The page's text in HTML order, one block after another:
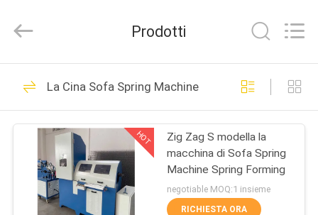
CASA
PRODOTTI
SIAMO
Ltd..
Developed
linea di produzione
del materasso
81
Prodotti
La Cina Sofa Spring Machine
HOT
Zig Zag S modella la
macchina di Sofa Spring
Machine Spring Forming
negotiable MOQ:1 insieme
RICHIESTA ORA